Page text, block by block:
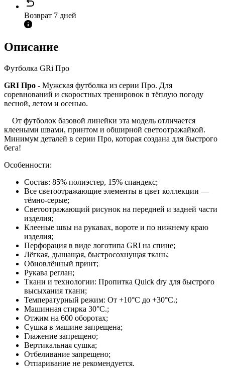
Возврат 7 дней
Описание
Футболка GRi Про
GRI Про - Мужская футболка из серии Про. Для
соревнований и скоростных тренировок в тёплую погоду
весной, летом и осенью.
От футболок базовой линейки эта модель отличается
клееными швами, принтом и обширной светоотражайкой.
Минимум деталей в серии Про, которая создана для быстрого
бега!
Особенности:
Состав: 85% полиэстер, 15% спандекс;
Все светоотражающие элементы в цвет коллекции —
тёмно-серые;
Светоотражающий рисунок на передней и задней части
изделия;
Клееные швы на рукавах, вороте и по нижнему краю
изделия;
Перфорация в виде логотипа GRI на спине;
Лёгкая, дышащая, быстросохнущая ткань;
Обновлённый принт;
Рукава реглан;
Ткани и технологии: Пропитка Quick dry для быстрого
высыхания ткани;
Температурный режим: От +10°С до +30°С.;
Машинная стирка 30°C.;
Отжим на 600 оборотах;
Сушка в машине запрещена;
Глажение запрещено;
Вертикальная сушка;
Отбеливание запрещено;
Отпаривание не рекомендуется.